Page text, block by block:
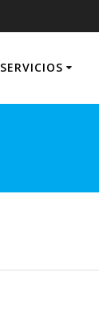
SERVICIOS